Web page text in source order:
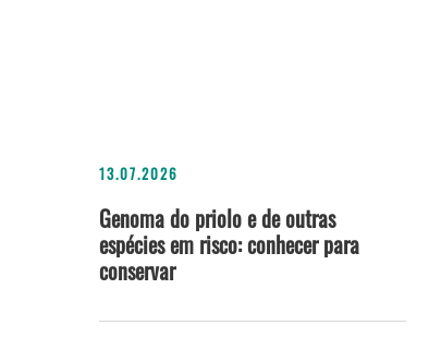
13.07.2026
Genoma do priolo e de outras
espécies em risco: conhecer para
conservar